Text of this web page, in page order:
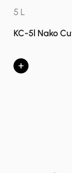
5 L
KC-5l Nako
+